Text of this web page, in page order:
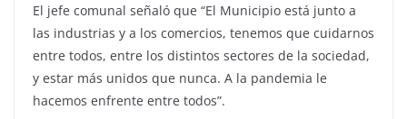
El jefe comunal señaló que “El Municipio está junto a
las industrias y a los comercios, tenemos que cuidarnos
entre todos, entre los distintos sectores de la sociedad,
y estar más unidos que nunca. A la pandemia le
hacemos enfrente entre todos”.